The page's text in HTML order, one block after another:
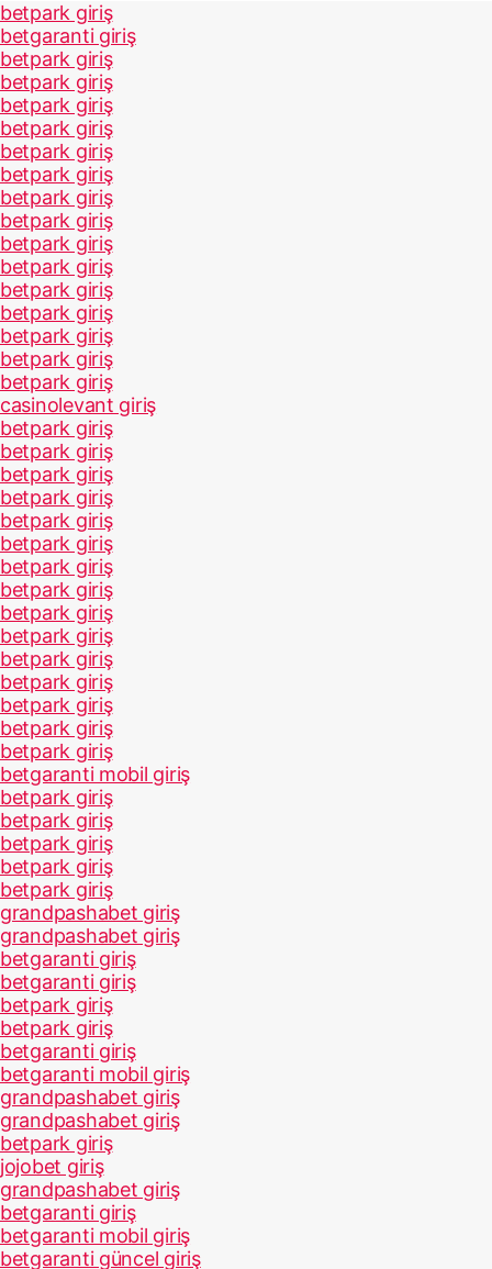
betpark giriş
betgaranti giriş
betpark giriş
betpark giriş
betpark giriş
betpark giriş
betpark giriş
betpark giriş
betpark giriş
betpark giriş
betpark giriş
betpark giriş
betpark giriş
betpark giriş
betpark giriş
betpark giriş
betpark giriş
casinolevant giriş
betpark giriş
betpark giriş
betpark giriş
betpark giriş
betpark giriş
betpark giriş
betpark giriş
betpark giriş
betpark giriş
betpark giriş
betpark giriş
betpark giriş
betpark giriş
betpark giriş
betpark giriş
betgaranti mobil giriş
betpark giriş
betpark giriş
betpark giriş
betpark giriş
betpark giriş
grandpashabet giriş
grandpashabet giriş
betgaranti giriş
betgaranti giriş
betpark giriş
betpark giriş
betgaranti giriş
betgaranti mobil giriş
grandpashabet giriş
grandpashabet giriş
betpark giriş
jojobet giriş
grandpashabet giriş
betgaranti giriş
betgaranti mobil giriş
betgaranti güncel giriş